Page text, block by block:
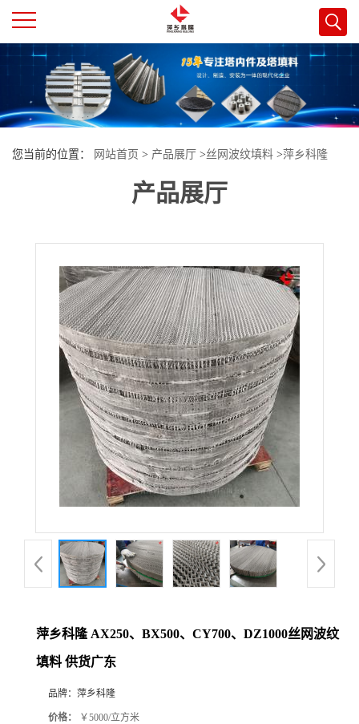
公
司
产
品
厅
您当前的位置： 网站首页 > 产品展厅 >丝网波纹填料 >萍乡科隆
AX250、BX500、CY700、DZ1000丝网波纹填料 供货广东
产品展厅
萍乡科隆 AX250、BX500、CY700、DZ1000丝网波纹
填料 供货广东
品牌： 萍乡科隆
价格： ￥5000/立方米